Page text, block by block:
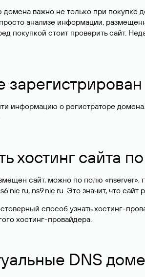
домена важно не только при
анализе информации,
покупкой стоит проверить сайт.
информацию о регистраторе
хостинг сайта
сайт, можно по полю
ns9.nic.ru. Это значит, что сайт
способ узнать хостинг-
хостинг-провайдера.
DNS